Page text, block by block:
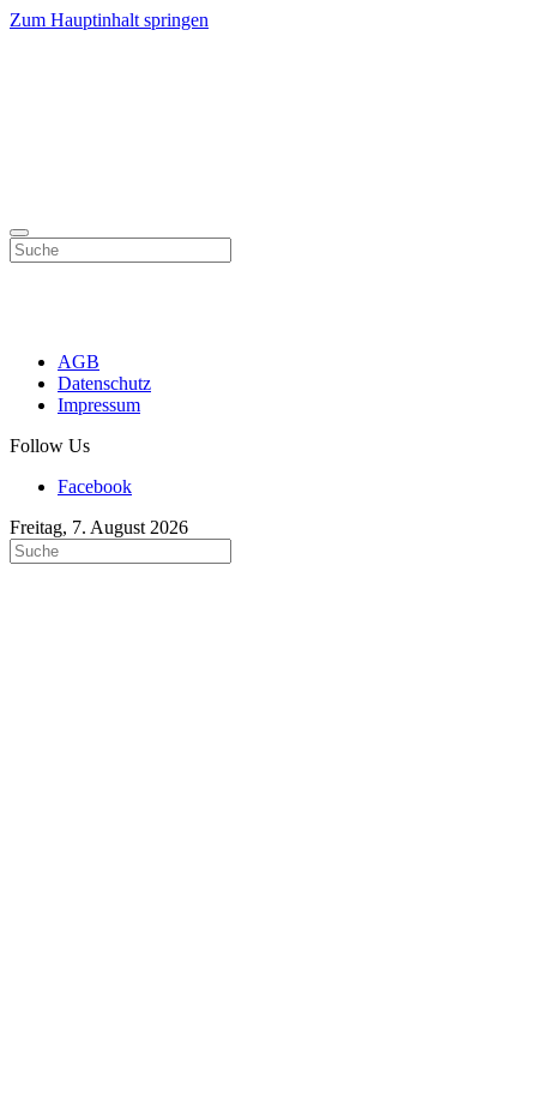
Zum Hauptinhalt springen
AGB
Datenschutz
Impressum
Follow Us
Facebook
Freitag, 7. August 2026